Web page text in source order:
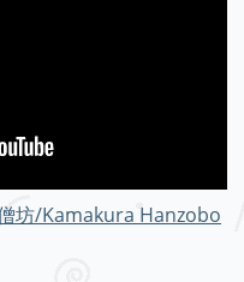
坊/Kamakura Hanzobo